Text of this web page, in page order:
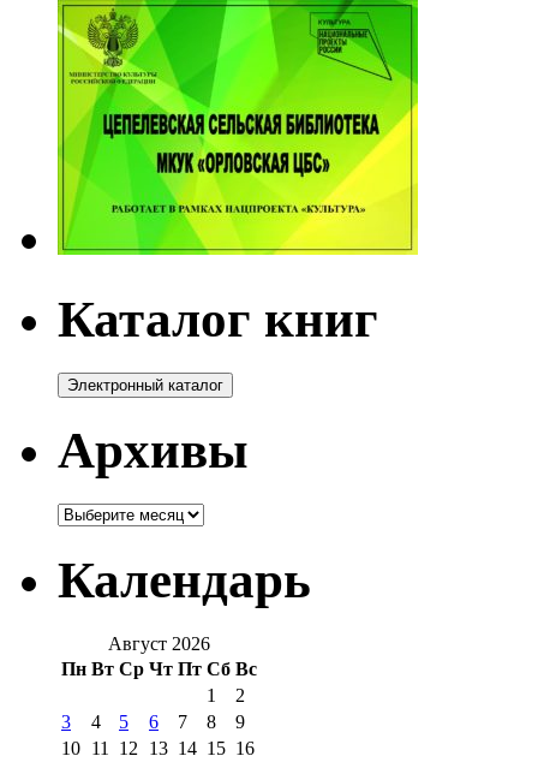
Каталог книг
Архивы
Архивы
Календарь
Август 2026
Пн Вт Ср Чт Пт Сб Вс
1
2
3
4 5 6 7 8
9
10 11 12 13 14 15 16